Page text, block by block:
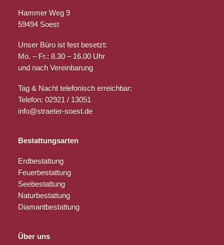
Hammer Weg 9
59494 Soest
Unser Büro ist fest besetzt:
Mo. – Fr.: 8.30 – 16.00 Uhr
und nach Vereinbarung
Tag & Nacht telefonisch erreichbar:
Telefon: 02921 / 13051
info@straeter-soest.de
Bestattungsarten
Erdbestattung
Feuerbestattung
Seebestattung
Naturbestattung
Diamantbestattung
Über uns